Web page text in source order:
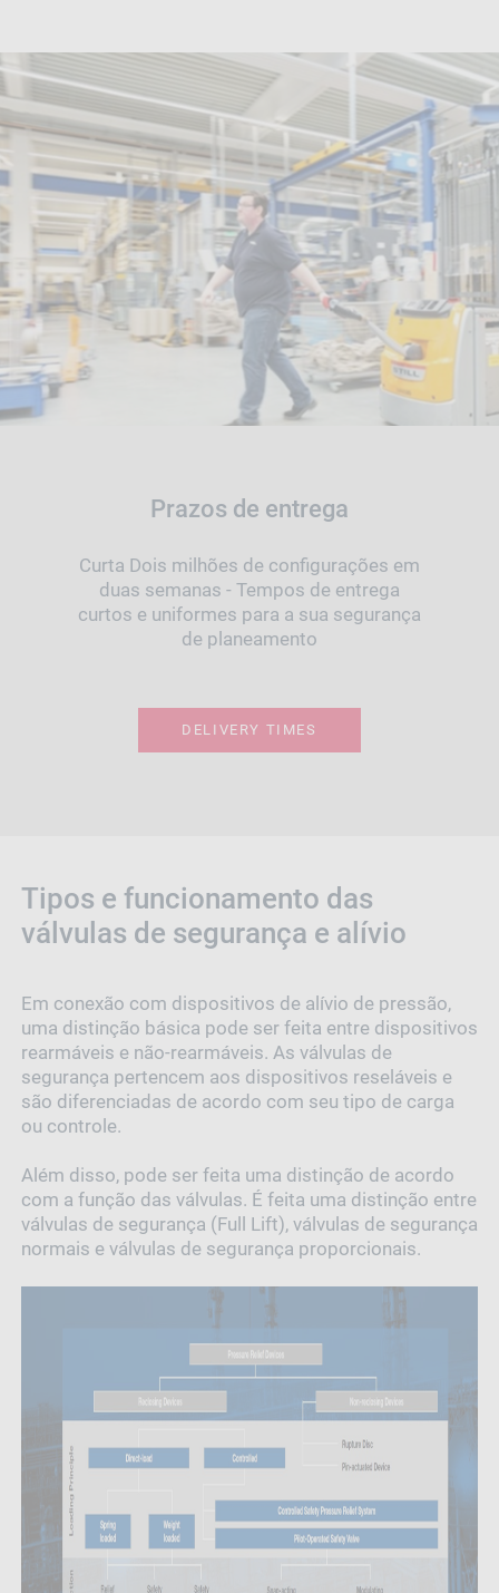
Prazos de entrega
Curta Dois milhões de configurações em
duas semanas - Tempos de entrega
curtos e uniformes para a sua segurança
de planeamento
DELIVERY TIMES
Tipos e funcionamento das
válvulas de segurança e alívio
Em conexão com dispositivos de alívio de pressão,
uma distinção básica pode ser feita entre dispositivos
rearmáveis e não-rearmáveis. As válvulas de
segurança pertencem aos dispositivos reseláveis e
são diferenciadas de acordo com seu tipo de carga
ou controle.
Além disso, pode ser feita uma distinção de acordo
com a função das válvulas. É feita uma distinção entre
válvulas de segurança (Full Lift), válvulas de segurança
normais e válvulas de segurança proporcionais.